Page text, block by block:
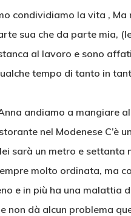
condividiamo la vita , Ma
sua che da parte mia,
al lavoro e sono
tempo di tanto in
andiamo a mangiare
nel Modenese C’è
sarà un metro e settanta
molto ordinata, ma
e in più ha una malattia
non dà alcun problema